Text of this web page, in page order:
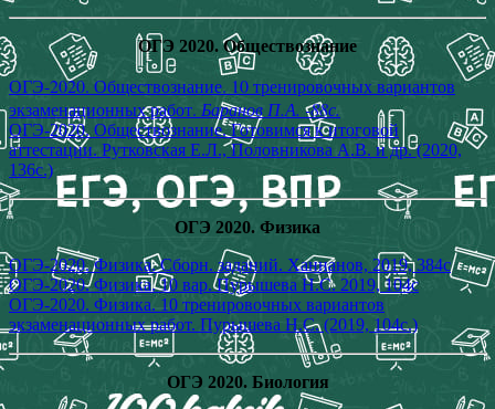
ОГЭ 2020. Обществознание
ОГЭ-2020. Обществознание. 10 тренировочных вариантов
экзаменационных работ. Баранов П.А. -88с.
ОГЭ-2020. Обществознание. Готовимся к итоговой
аттестации. Рутковская Е.Л., Половникова А.В. и др. (2020,
136с.)
ОГЭ 2020. Физика
ОГЭ-2020. Физика. Сборн. заданий. Ханнанов, 2019, 384с
ОГЭ-2020. Физика. 10 вар. Пурышева Н.С. 2019, 104с
ОГЭ-2020. Физика. 10 тренировочных вариантов
экзаменационных работ. Пурышева Н.С. (2019, 104с.)
ОГЭ 2020. Биология